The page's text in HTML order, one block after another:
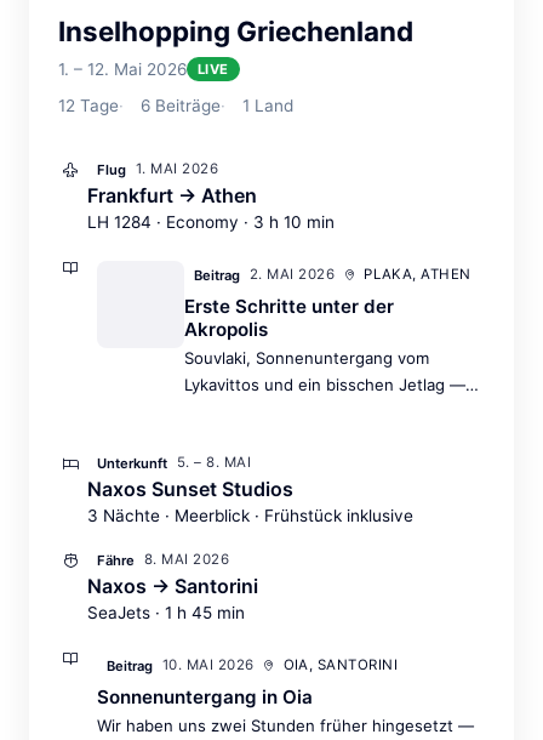
Inselhopping Griechenland
1. – 12. Mai 2026 LIVE
12 Tage 6 Beiträge 1 Land
Flug 1. MAI 2026
Frankfurt → Athen
LH 1284 · Economy · 3 h 10 min
Beitrag 2. MAI 2026 PLAKA, ATHEN
Erste Schritte unter der
Akropolis
Souvlaki, Sonnenuntergang vom
Lykavittos und ein bisschen Jetlag —
Unterkunft 5. – 8. MAI
Naxos Sunset Studios
3 Nächte · Meerblick · Frühstück inklusive
Fähre 8. MAI 2026
Naxos → Santorini
SeaJets · 1 h 45 min
Beitrag 10. MAI 2026 OIA, SANTORINI
Sonnenuntergang in Oia
Wir haben uns zwei Stunden früher hingesetzt —